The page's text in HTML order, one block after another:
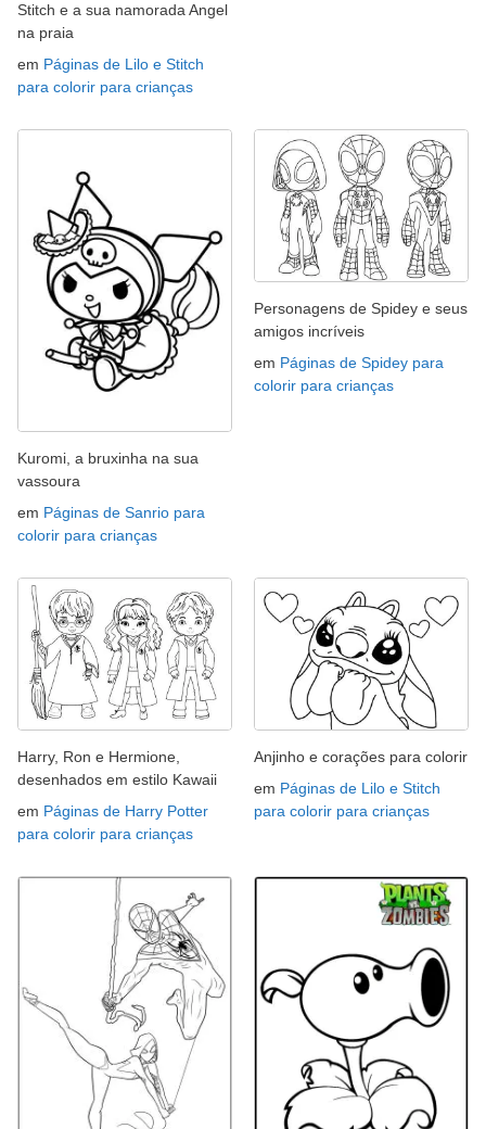
Stitch e a sua namorada Angel
na praia
em Páginas de Lilo e Stitch
para colorir para crianças
Kuromi, a bruxinha na sua
vassoura
em Páginas de Sanrio para
colorir para crianças
Personagens de Spidey e seus
amigos incríveis
em Páginas de Spidey para
colorir para crianças
Harry, Ron e Hermione,
desenhados em estilo Kawaii
em Páginas de Harry Potter
para colorir para crianças
Anjinho e corações para colorir
em Páginas de Lilo e Stitch
para colorir para crianças